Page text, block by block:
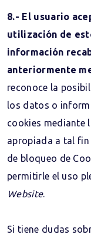
8.- El usuario
utilización de
información
anteriormente
reconoce la
los datos o
cookies mediante
apropiada a tal fin
de bloqueo de
permitirle el uso
Website.
Si tiene dudas